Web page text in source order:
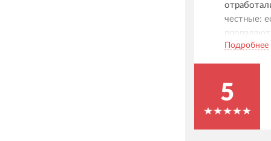
честные:
новое
также
был
хороший,
Подробнее
5